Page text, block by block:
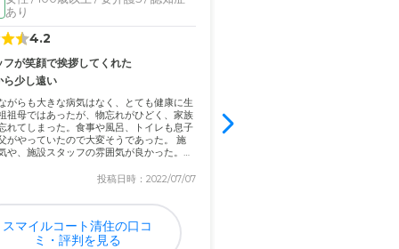
あり
4.2
フが笑顔で挨拶してくれた
ら少し遠い
がらも大きな病気はなく、とても健康に生
祖母ではあったが、物忘れがひどく、家族
れてしまった。食事や風呂、トイレも息子
がやっていたので大変そうであった。 施
や、施設スタッフの雰囲気が良かった。清
投稿日時：2022/07/07
スマイルコート清住の口コ
ミ・評判を見る